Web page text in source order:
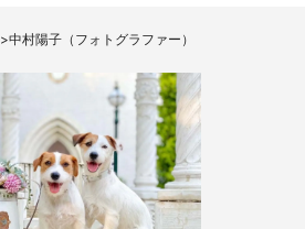
中村陽子（フォトグラファー）